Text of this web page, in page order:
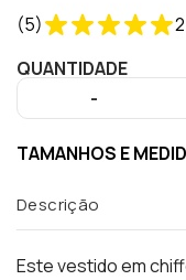
(5) 2
QUANTIDADE
-
TAMANHOS E
Descrição
Este vestido em